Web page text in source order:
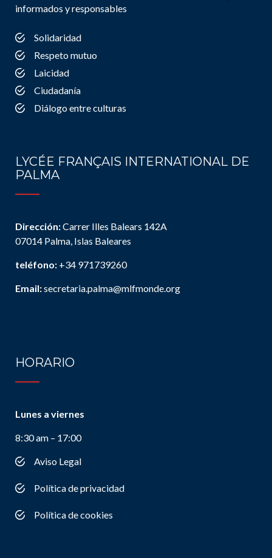
informados y responsables
Solidaridad
Respeto mutuo
Laicidad
Ciudadanía
Diálogo entre culturas
LYCÉE FRANÇAIS INTERNATIONAL DE
PALMA
Dirección:Carrer Illes Balears 142A
07014 Palma, Islas Baleares
teléfono: +34 971739260
Email:secretaria.palma@mlfmonde.org
HORARIO
Lunes a viernes
8:30 am – 17:00
Aviso Legal
Política de privacidad
Política de cookies